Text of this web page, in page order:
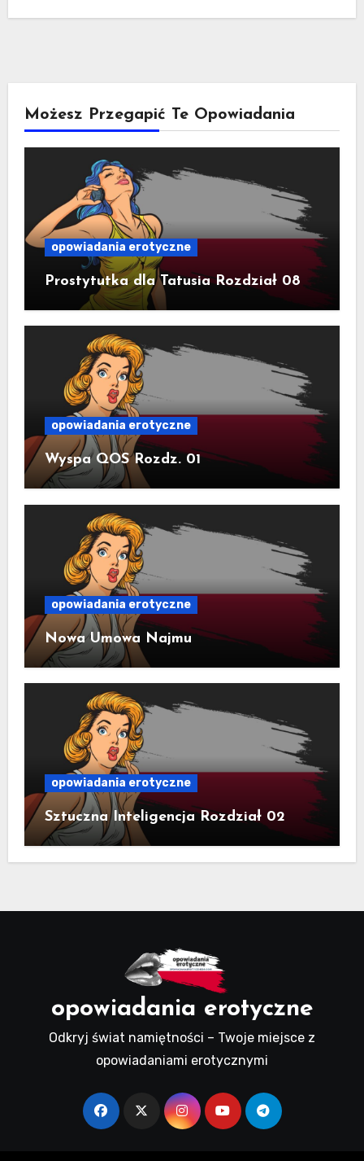
Możesz Przegapić Te Opowiadania
opowiadania erotyczne
Prostytutka dla Tatusia Rozdział 08
opowiadania erotyczne
Wyspa QOS Rozdz. 01
opowiadania erotyczne
Nowa Umowa Najmu
opowiadania erotyczne
Sztuczna Inteligencja Rozdział 02
opowiadania erotyczne
Odkryj świat namiętności – Twoje miejsce z
opowiadaniami erotycznymi